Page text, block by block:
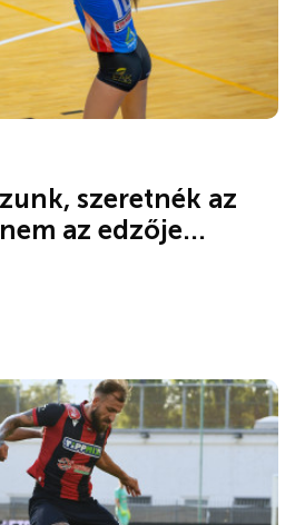
szeretnék az
az edzője...